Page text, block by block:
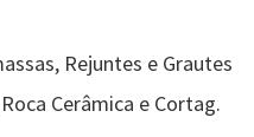
Rejuntes e Grautes
Cerâmica e Cortag.